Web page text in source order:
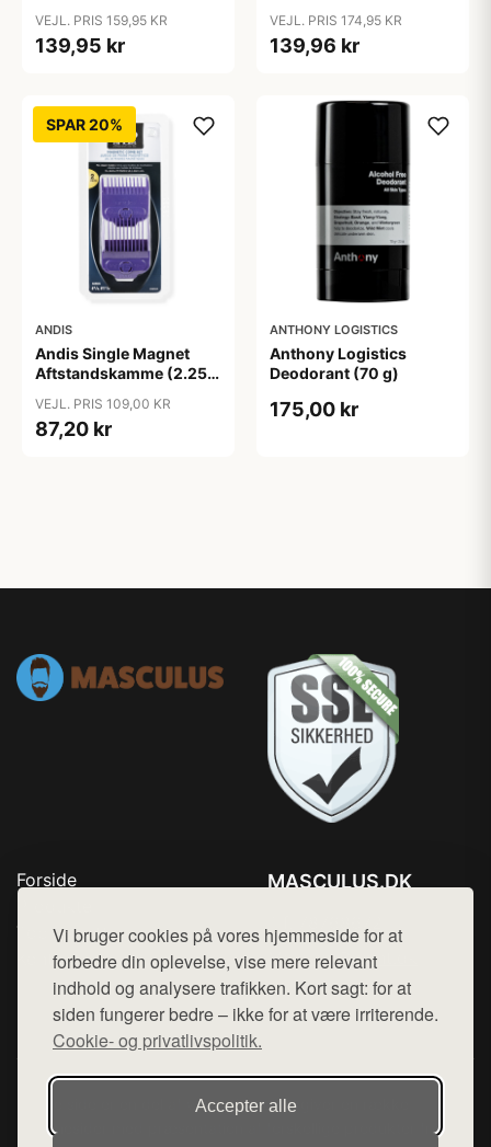
Vi bruger cookies på vores hjemmeside for at
forbedre din oplevelse, vise mere relevant
indhold og analysere trafikken. Kort sagt: for at
siden fungerer bedre – ikke for at være irriterende.
Cookie- og privatlivspolitik.
Accepter alle
VEJL. PRIS 159,95 KR
139,95 kr
VEJL. PRIS 174,95 KR
139,96 kr
SPAR 20%
ANDIS
Andis Single Magnet
Aftstandskamme (2.25
VEJL. PRIS 109,00 KR
87,20 kr
ANTHONY LOGISTICS
Anthony Logistics
Deodorant (70 g)
175,00 kr
Forside
Top Rabatter
Kontakt
MASCULUS.DK
Mail: hej@want.dk
Cookie- og privatlivspolitik
Denne side er en del af want.dk, der udgiver en række
hjemmesider med præsentation af forskellige produkter fra